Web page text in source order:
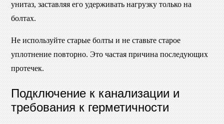
унитаз, заставляя его удерживать нагрузку только на
болтах.
Не используйте старые болты и не ставьте старое
уплотнение повторно. Это частая причина последующих
протечек.
Подключение к канализации и
требования к герметичности